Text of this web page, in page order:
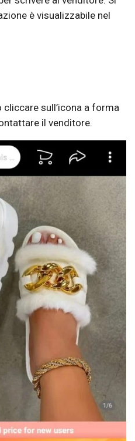
è visualizzabile nel
cliccare sull’icona a forma
il venditore.